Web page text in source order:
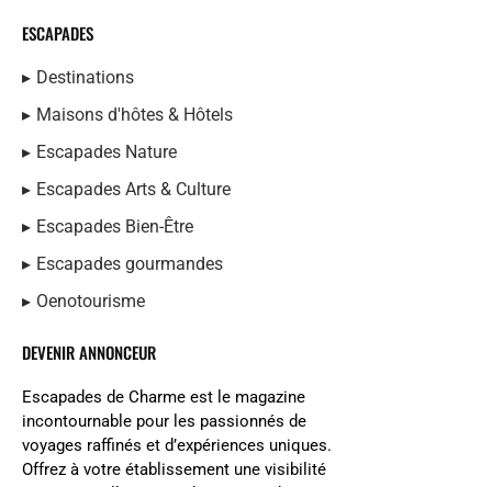
ESCAPADES
Destinations
Maisons d'hôtes & Hôtels
Escapades Nature
Escapades Arts & Culture
Escapades Bien-Être
Escapades gourmandes
Oenotourisme
DEVENIR ANNONCEUR
Escapades de Charme est le magazine
incontournable pour les passionnés de
voyages raffinés et d’expériences uniques.
Offrez à votre établissement une visibilité